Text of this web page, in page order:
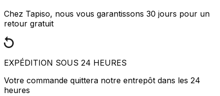
Chez Tapiso, nous vous garantissons 30 jours pour un
retour gratuit
EXPÉDITION SOUS 24 HEURES
Votre commande quittera notre entrepôt dans les 24
heures